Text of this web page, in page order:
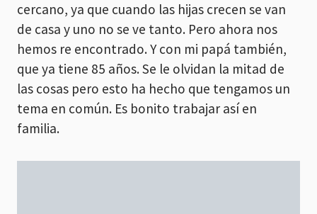
cercano, ya que cuando las hijas crecen se van
de casa y uno no se ve tanto. Pero ahora nos
hemos re encontrado. Y con mi papá también,
que ya tiene 85 años. Se le olvidan la mitad de
las cosas pero esto ha hecho que tengamos un
tema en común. Es bonito trabajar así en
familia.